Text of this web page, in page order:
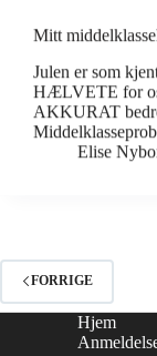
Mitt
Julen er som
HÆLVETE for
AKKURAT
Elise
FORRIGE
Hjem